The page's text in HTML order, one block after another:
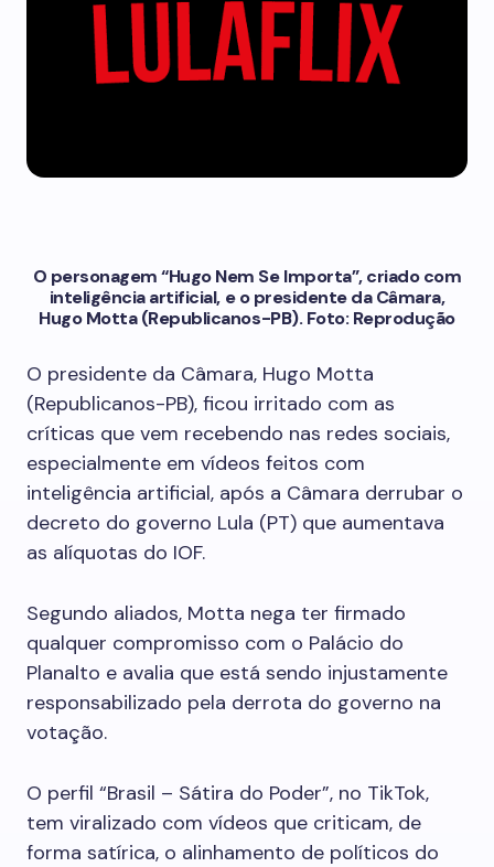
O personagem “Hugo Nem Se Importa”, criado com
inteligência artificial, e o presidente da Câmara,
Hugo Motta (Republicanos-PB). Foto: Reprodução
O presidente da Câmara, Hugo Motta
(Republicanos-PB), ficou irritado com as
críticas que vem recebendo nas redes sociais,
especialmente em vídeos feitos com
inteligência artificial, após a Câmara derrubar o
decreto do governo Lula (PT) que aumentava
as alíquotas do IOF.
Segundo aliados, Motta nega ter firmado
qualquer compromisso com o Palácio do
Planalto e avalia que está sendo injustamente
responsabilizado pela derrota do governo na
votação.
O perfil “Brasil – Sátira do Poder”, no TikTok,
tem viralizado com vídeos que criticam, de
forma satírica, o alinhamento de políticos do